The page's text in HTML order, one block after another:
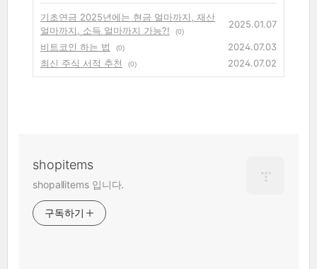
기초연금 2025년에는 현금 얼마까지, 재산
얼마까지, 소득 얼마까지 가능?!
(0)
2025.01.07
비트코인 하는 법
(0)
2024.07.03
최신 주식 서적 추천
(0) 2024.07.02
shopitems
shopallitems 입니다.
구독하기